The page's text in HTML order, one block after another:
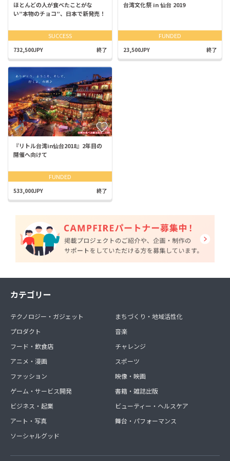
ほとんどの人が食べたことがな
い”本物のチョコ”、日本で新発売！
SUCCESS
732,500JPY 終了
台湾文化祭 in 仙台 2019
FUNDED
23,500JPY 終了
『リトル台湾in仙台2018』2年目の
開催へ向けて
FUNDED
533,000JPY 終了
カテゴリー
テクノロジー・ガジェット
プロダクト
フード・飲食店
アニメ・漫画
ファッション
ゲーム・サービス開発
ビジネス・起業
アート・写真
ソーシャルグッド
まちづくり・地域活性化
音楽
チャレンジ
スポーツ
映像・映画
書籍・雑誌出版
ビューティー・ヘルスケア
舞台・パフォーマンス